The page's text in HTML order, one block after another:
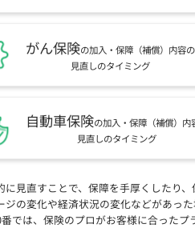
がん保険の加入・保障（補償）内容の
見直しのタイミング
自動車保険の加入・保障（補償）内
見直しのタイミング
に見直すことで、保障を手厚くしたり
ジの変化や経済状況の変化などがあっ
では、保険のプロがお客様に合った